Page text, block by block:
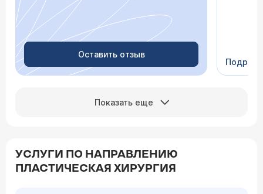
Оставить отзыв
Сейчас
Показать еще
УСЛУГИ ПО НАПРАВЛЕНИЮ
ПЛАСТИЧЕСКАЯ ХИРУРГИЯ